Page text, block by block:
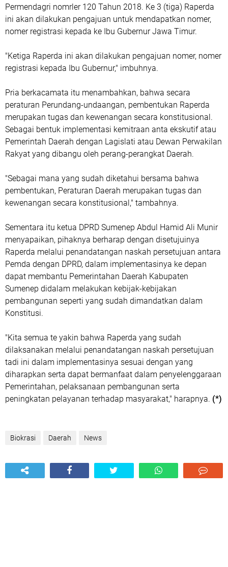
Permendagri nomrler 120 Tahun 2018. Ke 3 (tiga) Raperda
ini akan dilakukan pengajuan untuk mendapatkan nomer,
nomer registrasi kepada ke Ibu Gubernur Jawa Timur.
"Ketiga Raperda ini akan dilakukan pengajuan nomer, nomer
registrasi kepada Ibu Gubernur," imbuhnya.
Pria berkacamata itu menambahkan, bahwa secara
peraturan Perundang-undaangan, pembentukan Raperda
merupakan tugas dan kewenangan secara konstitusional.
Sebagai bentuk implementasi kemitraan anta ekskutif atau
Pemerintah Daerah dengan Lagislati atau Dewan Perwakilan
Rakyat yang dibangu oleh perang-perangkat Daerah.
"Sebagai mana yang sudah diketahui bersama bahwa
pembentukan, Peraturan Daerah merupakan tugas dan
kewenangan secara konstitusional," tambahnya.
Sementara itu ketua DPRD Sumenep Abdul Hamid Ali Munir
menyapaikan, pihaknya berharap dengan disetujuinya
Raperda melalui penandatangan naskah persetujuan antara
Pemda dengan DPRD, dalam implementasinya ke depan
dapat membantu Pemerintahan Daerah Kabupaten
Sumenep didalam melakukan kebijak-kebijakan
pembangunan seperti yang sudah dimandatkan dalam
Konstitusi.
"Kita semua te yakin bahwa Raperda yang sudah
dilaksanakan melalui penandatangan naskah persetujuan
tadi ini dalam implementasinya sesuai dengan yang
diharapkan serta dapat bermanfaat dalam penyelenggaraan
Pemerintahan, pelaksanaan pembangunan serta
peningkatan pelayanan terhadap masyarakat," harapnya. (*)
Biokrasi Daerah News